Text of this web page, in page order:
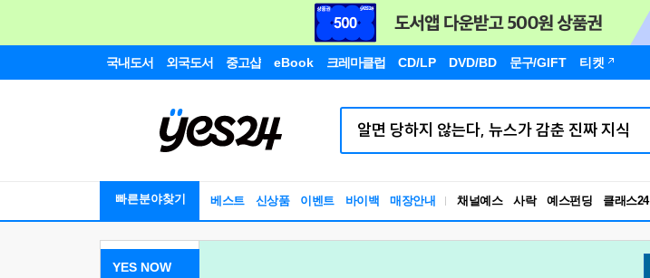
국내도서 외국도서 중고샵 eBook 크레마클럽 CD/LP DVD/BD 문구/GIFT 티켓
빠른분야찾기 베스트 신상품 이벤트 바이백 매장안내 채널예스 사락 예스펀딩 클래스24
YES NOW